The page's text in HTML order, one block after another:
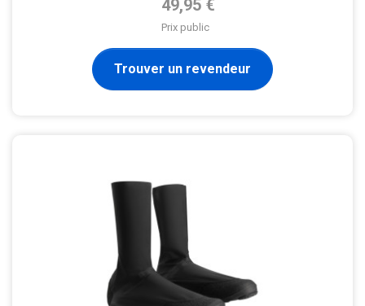
49,95 €
Prix public
Trouver un revendeur